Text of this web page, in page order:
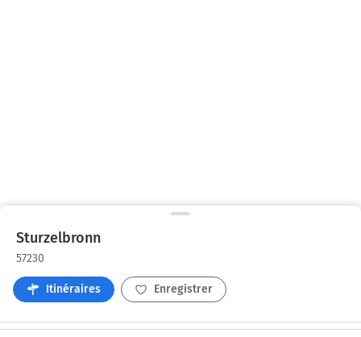
Sturzelbronn
57230
Itinéraires Enregistrer